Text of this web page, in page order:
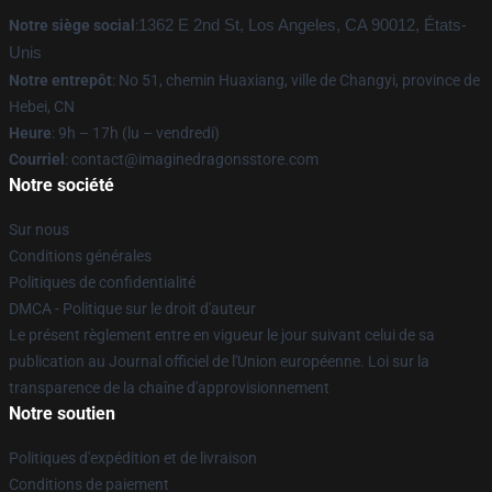
Notre siège social :1362 E 2nd St, Los Angeles, CA 90012, États-
Unis
Notre entrepôt: No 51, chemin Huaxiang, ville de Changyi, province de
Hebei, CN
Heure: 9h – 17h (lu – vendredi)
Courriel : contact@imaginedragonsstore.com
Notre société
Sur nous
Conditions générales
Politiques de confidentialité
DMCA - Politique sur le droit d'auteur
Le présent règlement entre en vigueur le jour suivant celui de sa
publication au Journal officiel de l'Union européenne. Loi sur la
transparence de la chaîne d'approvisionnement
Notre soutien
Politiques d'expédition et de livraison
Conditions de paiement